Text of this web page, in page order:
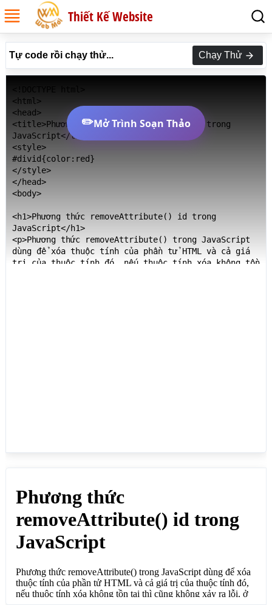
Thiết Kế Website
Tự code rồi chạy thử... Chạy Thử
<html>
<head>
<title>Phương thức removeAttribute() id trong
JavaScript</title>
<style>
#divid{color:red}
</style>
</head>
<body>
<h1>Phương thức removeAttribute() id trong
JavaScript</h1>
<p>Phương thức removeAttribute() trong JavaScript
dùng để xóa thuộc tính của phần tử HTML và cả giá
trị của thuộc tính đó, nếu thuộc tính xóa không tồn
✏️Mở Trình Soạn Thảo